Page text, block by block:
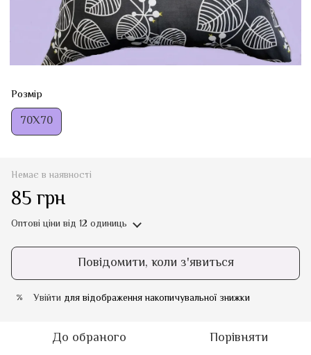
Розмір
70Х70
Немає в наявності
85 грн
Оптові ціни від 12 одиниць
Повідомити, коли з'явиться
% Увійти для відображення накопичувальної знижки
До обраного Порівняти